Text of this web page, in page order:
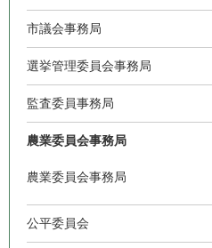
市議会事務局
選挙管理委員会事務局
監査委員事務局
農業委員会事務局
農業委員会事務局
公平委員会